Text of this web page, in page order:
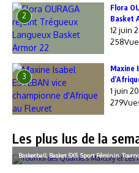
2
Flora
Basket
12 juin
3
Maxine
1 juin
Les plus lus de la